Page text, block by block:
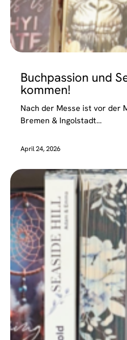
Buchpassion und
kommen!
Nach der Messe ist vor der
Bremen & Ingolstadt…
April 24, 2026